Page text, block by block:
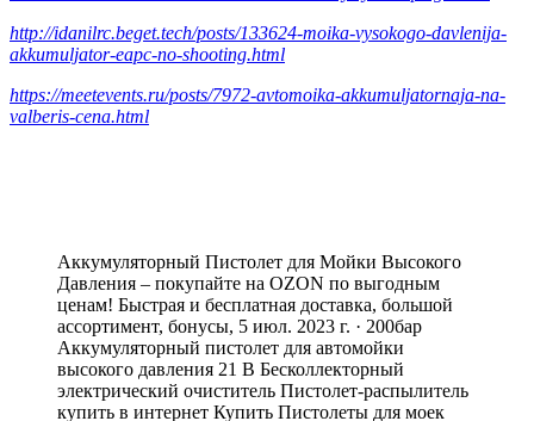
http://idanilrc.beget.tech/posts/133624-moika-vysokogo-davlenija-
akkumuljator-eapc-no-shooting.html
https://meetevents.ru/posts/7972-avtomoika-akkumuljatornaja-na-
valberis-cena.html
Аккумуляторный Пистолет для Мойки Высокого
Давления – покупайте на OZON по выгодным
ценам! Быстрая и бесплатная доставка, большой
ассортимент, бонусы, 5 июл. 2023 г. · 200бар
Аккумуляторный пистолет для автомойки
высокого давления 21 В Бесколлекторный
электрический очиститель Пистолет-распылитель
купить в интернет Купить Пистолеты для моек